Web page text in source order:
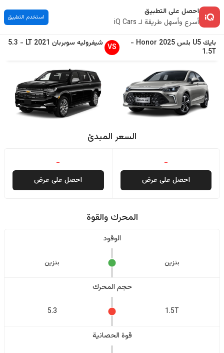
احصل على التطبيق
أسرع وأسهل طريقة لـ iQ Cars
استخدم التطبيق
بايكU5 بلس 2025
Honor
-
1.5T
VS شيفروليه سوبربان 2021
LT
-
5.3
السعر المبدئ
-
احصل على عرض
-
احصل على عرض
المحرك والقوة
الوقود
بنزين بنزين
حجم المحرك
1.5T
5.3
قوة الحصانية